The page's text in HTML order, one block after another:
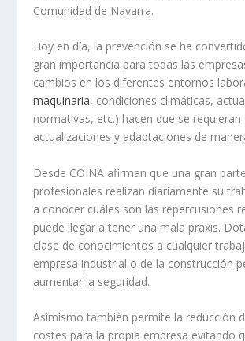
Comunidad de Navarra.
Hoy en día, la prevención se ha
gran importancia para todas las
cambios en los diferentes entornos
maquinaria, condiciones climáticas,
normativas, etc.) hacen que se requieran
actualizaciones y adaptaciones de
Desde COINA afirman que una gran
profesionales realizan diariamente su
a conocer cuáles son las repercusiones
puede llegar a tener una mala praxis.
clase de conocimientos a cualquier
empresa industrial o de la construcción
aumentar la seguridad.
Asimismo también permite la reducción
costes para la propia empresa evitando